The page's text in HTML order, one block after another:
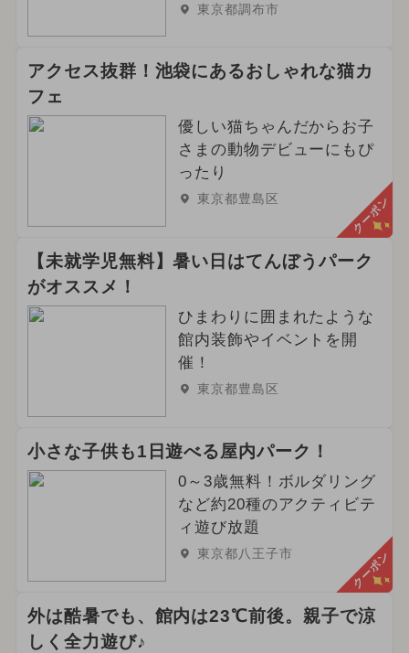
東京都調布市
アクセス抜群！池袋にあるおしゃれな猫カ
フェ
優しい猫ちゃんだからお子
さまの動物デビューにもぴ
ったり
東京都豊島区 クーポン
【未就学児無料】暑い日はてんぼうパーク
がオススメ！
ひまわりに囲まれたような
館内装飾やイベントを開
催！
東京都豊島区
小さな子供も1日遊べる屋内パーク！
0～3歳無料！ボルダリング
など約20種のアクティビテ
ィ遊び放題
東京都八王子市 クーポン
外は酷暑でも、館内は23℃前後。親子で涼
しく全力遊び♪